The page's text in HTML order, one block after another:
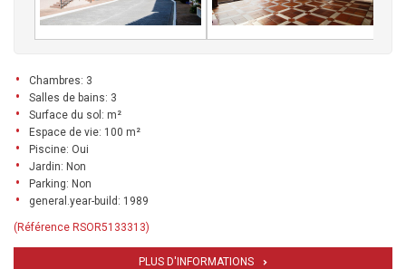
Chambres: 3
Salles de bains: 3
Surface du sol: m²
Espace de vie: 100 m²
Piscine: Oui
Jardin: Non
Parking: Non
general.year-build: 1989
(Référence RSOR5133313)
PLUS D'INFORMATIONS